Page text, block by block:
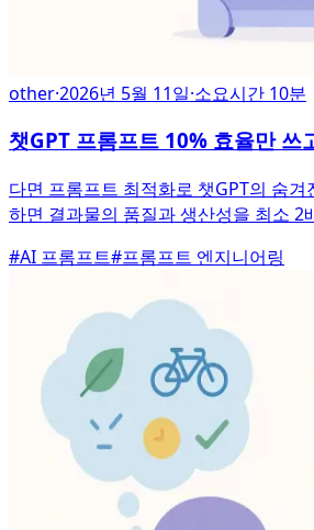
other·2026년 5월 11일·소요시간 10분
챗GPT 프롬프트 10% 효율만 쓰
다면 프롬프트 최적화로 챗GPT의 숨
하면 결과물의 품질과 생산성을 최소 2
#AI 프롬프트#프롬프트 엔지니어링